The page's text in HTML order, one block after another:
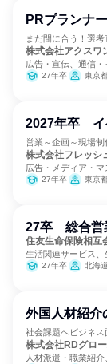
PRプランナー
まだ間に合う！選
株式会社アクスワ
広告・宣伝、通信
27年卒 東京
2027年卒 イ
営業～企画～現場
株式会社フレッシ
広告・メディア・マ
27年卒 東京
27卒 総合営
住友生命保険相互
生活関連サービス
27年卒 北海道、宮城県、
外国人材紹介
社会課題へビジネ
株式会社RDグロ
人材派遣・職業紹